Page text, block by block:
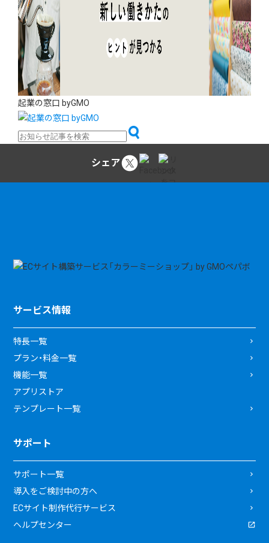
起業の窓口 byGMO
シェア
サービス情報
特長一覧
プラン・料金一覧
機能一覧
アプリストア
テンプレート一覧
サポート
サポート一覧
導入をご検討中の方へ
ECサイト制作代行サービス
ヘルプセンター